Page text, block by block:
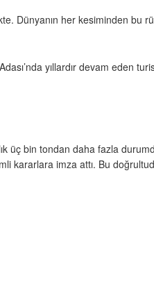
Dünyanın her kesiminden bu
yıllardır devam eden
üç bin tondan daha fazla
kararlara imza attı. Bu